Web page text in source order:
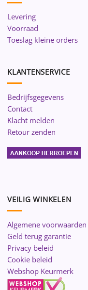
Levering
Voorraad
Toeslag kleine orders
KLANTENSERVICE
Bedrijfsgegevens
Contact
Klacht melden
Retour zenden
VEILIG WINKELEN
Algemene voorwaarden
Geld terug garantie
Privacy beleid
Cookie beleid
Webshop Keurmerk